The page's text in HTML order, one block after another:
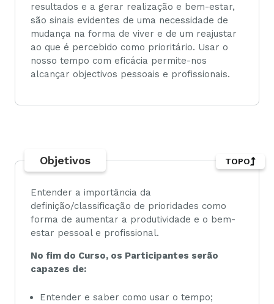
resultados e a gerar realização e bem-estar,
são sinais evidentes de uma necessidade de
mudança na forma de viver e de um reajustar
ao que é percebido como prioritário. Usar o
nosso tempo com eficácia permite-nos
alcançar objectivos pessoais e profissionais.
Objetivos
Entender a importância da
definição/classificação de prioridades como
forma de aumentar a produtividade e o bem-
estar pessoal e profissional.
No fim do Curso, os Participantes serão
capazes de:
Entender e saber como usar o tempo;
TOPO